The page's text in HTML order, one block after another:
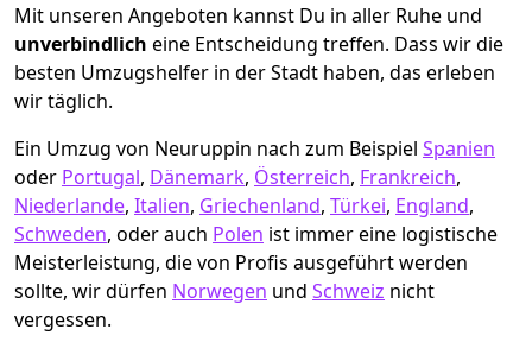
Mit unseren Angeboten kannst Du in aller Ruhe und
unverbindlich eine Entscheidung treffen. Dass wir die
besten Umzugshelfer in der Stadt haben, das erleben
wir täglich.
Ein Umzug von Neuruppin nach zum Beispiel Spanien
oder Portugal, Dänemark, Österreich, Frankreich,
Niederlande, Italien, Griechenland, Türkei, England,
Schweden, oder auch Polen ist immer eine logistische
Meisterleistung, die von Profis ausgeführt werden
sollte, wir dürfen Norwegen und Schweiz nicht
vergessen.